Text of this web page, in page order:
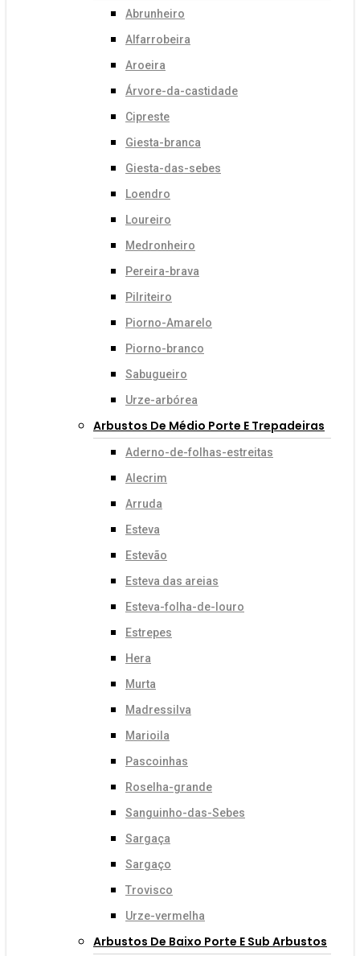
Abrunheiro
Alfarrobeira
Aroeira
Árvore-da-castidade
Cipreste
Giesta-branca
Giesta-das-sebes
Loendro
Loureiro
Medronheiro
Pereira-brava
Pilriteiro
Piorno-Amarelo
Piorno-branco
Sabugueiro
Urze-arbórea
Arbustos De Médio Porte E Trepadeiras
Aderno-de-folhas-estreitas
Alecrim
Arruda
Esteva
Estevão
Esteva das areias
Esteva-folha-de-louro
Estrepes
Hera
Murta
Madressilva
Marioila
Pascoinhas
Roselha-grande
Sanguinho-das-Sebes
Sargaça
Sargaço
Trovisco
Urze-vermelha
Arbustos De Baixo Porte E Sub Arbustos